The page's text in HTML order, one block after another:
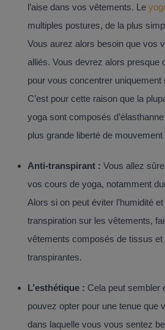
l’aise dans vos vêtements. Le
multiples postures, de la plus
Vous aurez alors besoin que vos
alliés. Vous devrez alors presque
pour vous concentrer uniquement
C’est pour cette raison que la
yoga sont composés
plus grande liberté de mouvement
Anti-transpirant : Vous allez
vos cours de yoga, notamment
Alors si on peut éviter l’humidité
transpiration sur les vêtements,
vêtements composés de tissus et
transpirantes.
L’esthétique : Cela peut sembler
pouvez opter pour une tenue que
dans laquelle vous vous sentez